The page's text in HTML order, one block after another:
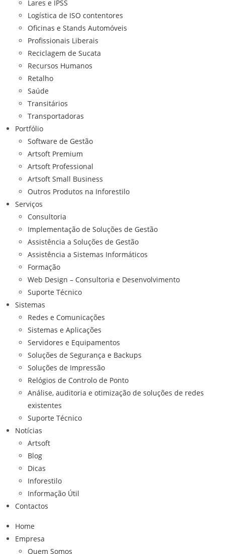
Lares e IPSS
Logística de ISO contentores
Oficinas e Stands Automóveis
Profissionais Liberais
Reciclagem de Sucata
Recursos Humanos
Retalho
Saúde
Transitários
Transportadoras
Portfólio
Software de Gestão
Artsoft Premium
Artsoft Professional
Artsoft Small Business
Outros Produtos na Inforestilo
Serviços
Consultoria
Implementação de Soluções de Gestão
Assistência a Soluções de Gestão
Assistência a Sistemas Informáticos
Formação
Web Design – Consultoria e Desenvolvimento
Suporte Técnico
Sistemas
Redes e Comunicações
Sistemas e Aplicações
Servidores e Equipamentos
Soluções de Segurança e Backups
Soluções de Impressão
Relógios de Controlo de Ponto
Análise, auditoria e otimização de soluções de redes
existentes
Suporte Técnico
Notícias
Artsoft
Blog
Dicas
Inforestilo
Informação Útil
Contactos
Home
Empresa
Quem Somos